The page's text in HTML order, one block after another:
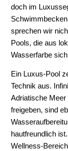
doch im
sprechen wir
Pools, die aus
Wasserfarbe
Ein Luxus-Pool
Technik aus.
Adriatische Meer
freigeben, sind
hautfreundlich
Wellness-